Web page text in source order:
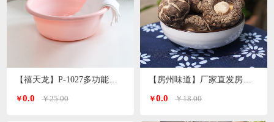
￥0.0 ￥25.00 ￥0.0 ￥18.00